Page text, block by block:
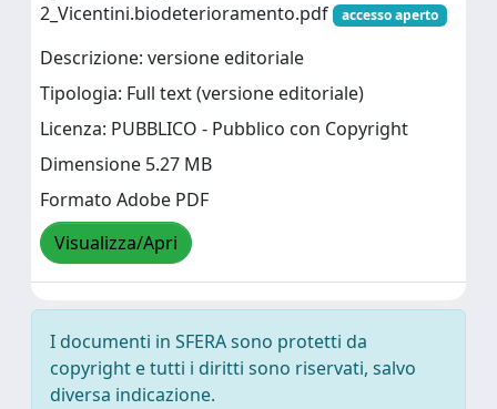
2_Vicentini.biodeterioramento.pdf
accesso aperto
Descrizione: versione editoriale
Tipologia: Full text (versione editoriale)
Licenza: PUBBLICO - Pubblico con Copyright
Dimensione 5.27 MB
Formato Adobe PDF
Visualizza/Apri
I documenti in SFERA sono protetti da
copyright e tutti i diritti sono riservati, salvo
diversa indicazione.